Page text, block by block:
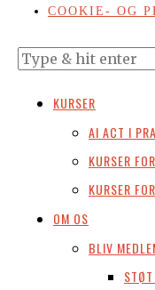
COOKIE- OG
KURSER
AI ACT I
KURSER
KURSER
OM OS
BLIV
STØT